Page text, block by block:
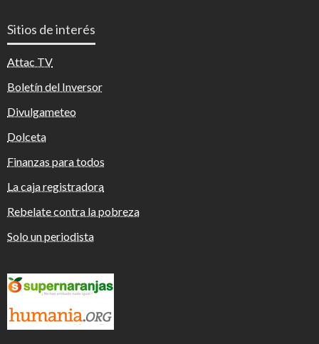
Sitios de interés
Attac TV
Boletín del Inversor
Divulgameteo
Dolceta
Finanzas para todos
La caja registradora
Rebelate contra la pobreza
Solo un periodista